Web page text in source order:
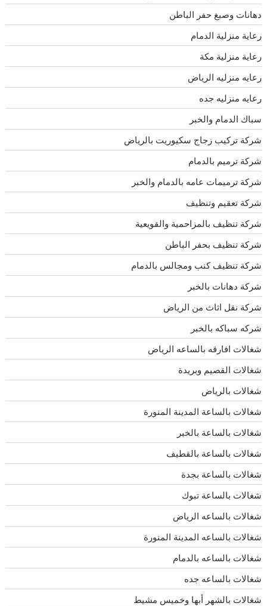
دهانات وصبغ حفر الباطن
رعاية منزلية الدمام
رعاية منزلية مكة
رعايه منزليه الرياض
رعايه منزليه جده
سباك الدمام والخبر
شركة تركيب زجاج سكيوريت بالرياض
شركة ترميم بالدمام
شركة ترميمات عامه بالدمام والخبر
شركة تعقيم وتنظيف
شركة تنظيف بالمزاحمية والقويعية
شركة تنظيف بحفر الباطن
شركة تنظيف كنب ومجالس بالدمام
شركة دهانات بالخبر
شركة نقل اثاث من الرياض
شركه سباكه بالخبر
شغالات افارقه بالساعه الرياض
شغالات القصيم وبريدة
شغالات بالرياض
شغالات بالساعة المدينة المنورة
شغالات بالساعة بالخبر
شغالات بالساعة بالقطيف
شغالات بالساعة بجدة
شغالات بالساعة تبوك
شغالات بالساعه الرياض
شغالات بالساعه المدينة المنورة
شغالات بالساعه بالدمام
شغالات بالساعه جده
شغالات بالشهر أبها وخميس مشيط